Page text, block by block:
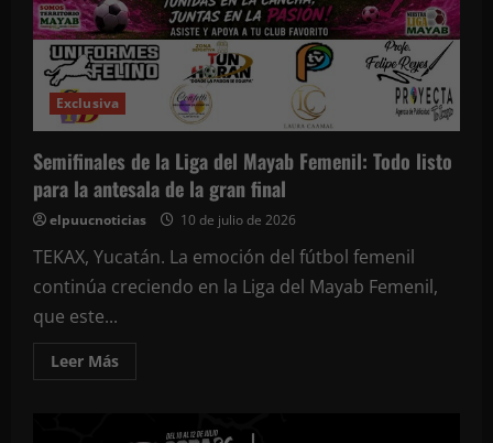
Exclusiva
Semifinales de la Liga del Mayab Femenil: Todo listo
para la antesala de la gran final
elpuucnoticias 10 de julio de 2026
TEKAX, Yucatán. La emoción del fútbol femenil
continúa creciendo en la Liga del Mayab Femenil,
que este...
Leer MásLeer
más